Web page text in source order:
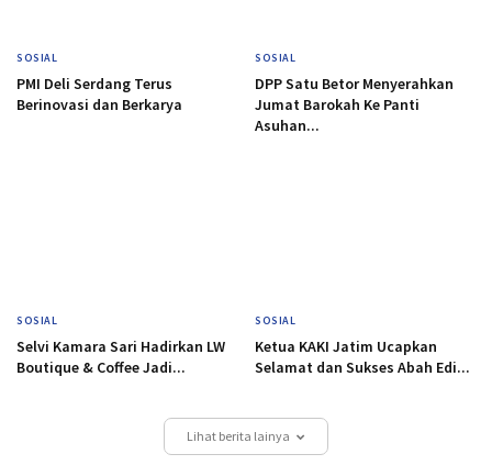
SOSIAL
PMI Deli Serdang Terus
Berinovasi dan Berkarya
SOSIAL
DPP Satu Betor Menyerahkan
Jumat Barokah Ke Panti
Asuhan...
SOSIAL
Selvi Kamara Sari Hadirkan LW
Boutique & Coffee Jadi...
SOSIAL
Ketua KAKI Jatim Ucapkan
Selamat dan Sukses Abah Edi...
Lihat berita lainya